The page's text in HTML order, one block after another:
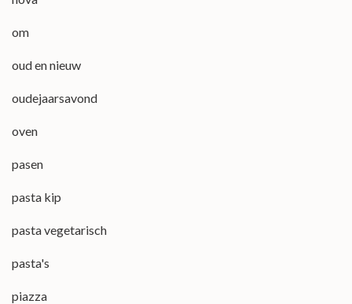
om
oud en nieuw
oudejaarsavond
oven
pasen
pasta kip
pasta vegetarisch
pasta's
piazza